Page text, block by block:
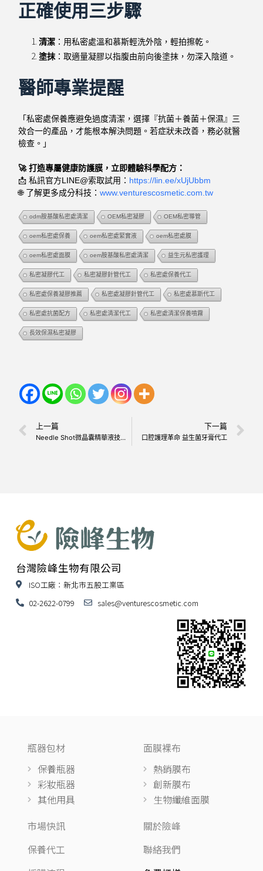
正確使用三步驟
清潔 ：用私密處溫和慕斯輕洗外陰，輕拍擦乾。
塗抹 ：取適量凝膠以指腹由前向後塗抹，勿深入陰道。
醫師專業提醒
「私密處保養應避免過度清潔，選擇『抗菌＋養菌＋保濕』三
效合一的產品，才能根本解決問題。若症狀未改善，務必就醫
檢查。」
🚀 打造專屬健康防護膜，立即體驗科學配方：
📩 私訊官方LINE@索取試用： https://lin.ee/xUjUbbm
🌐 了解更多成分科技：www.venturescosmetic.com.tw
odm胺基酸私密處清潔 OEM私密凝膠 OEM私密導管
oem私密處保養 oem私密處緊實液 oem私密處膜
oem私密處面膜 oem胺基酸私密處清潔 益生元私密護理
私密凝膠代工 私密凝膠針管代工 私密處保養代工
私密處保養凝膠推薦 私密處凝膠針管代工 私密處慕斯代工
私密處抗菌配方 私密處清潔代工 私密處清潔保養噴霧
長效保濕私密凝膠
上一篇
Needle Shot微晶囊精華液技術解密
下一篇
口腔護理革命 益生菌牙膏代工
台灣險峰生物有限公司
ISO工廠：新北市五股工業區
02-2622-0799
sales@venturescosmetic.com
瓶器包材
保養瓶器
彩妝瓶器
其他用具
面膜裸布
熱銷膜布
創新膜布
生物纖維面膜
市場快訊
保養代工
關於險峰
聯絡我們